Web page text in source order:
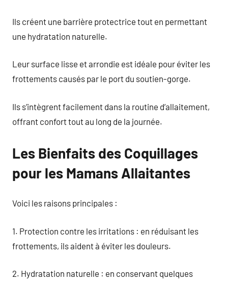
Ils créent une barrière protectrice tout en permettant
une hydratation naturelle.
Leur surface lisse et arrondie est idéale pour éviter les
frottements causés par le port du soutien-gorge.
Ils s’intègrent facilement dans la routine d’allaitement,
offrant confort tout au long de la journée.
Les Bienfaits des Coquillages
pour les Mamans Allaitantes
Voici les raisons principales :
1. Protection contre les irritations : en réduisant les
frottements, ils aident à éviter les douleurs.
2. Hydratation naturelle : en conservant quelques